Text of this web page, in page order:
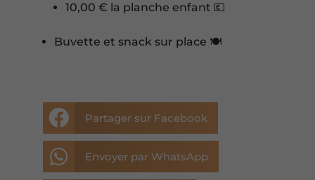
10,00 € la planche enfant 💶
Buvette et snack sur place 🍽️
 Partager sur Facebook
 Envoyer par WhatsApp